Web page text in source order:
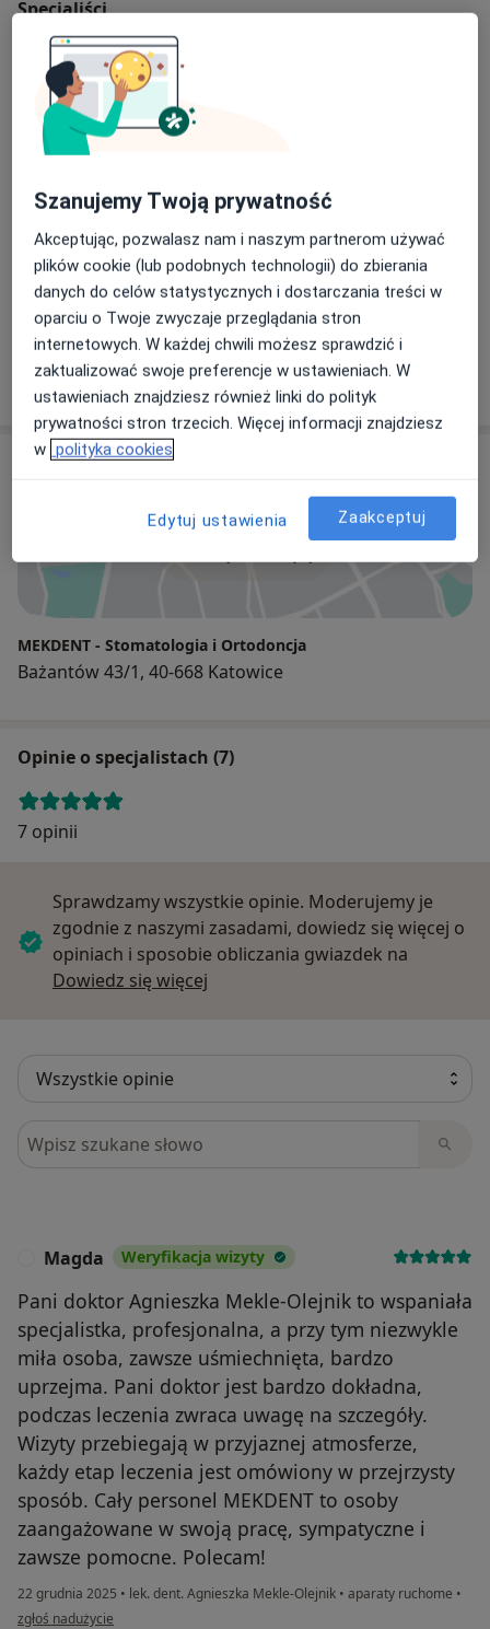
Specjaliści
lek. dent. Agnieszka Mekle-Olejnik
Stomatolog
lek. dent. Martyna Łąka
Stomatolog
lek. dent. Zuzanna Tomczyk
Stomatolog
Adres
MEKDENT - Stomatologia i Ortodoncja
Bażantów 43/1, 40-668 Katowice
Opinie o specjalistach (7)
7 opinii
Sprawdzamy wszystkie opinie. Moderujemy je
zgodnie z naszymi zasadami, dowiedz się więcej o
opiniach i sposobie obliczania gwiazdek na
Dowiedz się więcej
Szukaj w opiniach
Magda Weryfikacja wizyty
Pani doktor Agnieszka Mekle-Olejnik to wspaniała
specjalistka, profesjonalna, a przy tym niezwykle
miła osoba, zawsze uśmiechnięta, bardzo
uprzejma. Pani doktor jest bardzo dokładna,
podczas leczenia zwraca uwagę na szczegóły.
Wizyty przebiegają w przyjaznej atmosferze,
każdy etap leczenia jest omówiony w przejrzysty
sposób. Cały personel MEKDENT to osoby
zaangażowane w swoją pracę, sympatyczne i
zawsze pomocne. Polecam!
22 grudnia 2025 • lek. dent. Agnieszka Mekle-Olejnik • aparaty ruchome •
w opinii użytkownika Magda
zgłoś nadużycie
Szanujemy Twoją prywatność
Akceptując, pozwalasz nam i naszym partnerom używać
plików cookie (lub podobnych technologii) do zbierania
danych do celów statystycznych i dostarczania treści w
oparciu o Twoje zwyczaje przeglądania stron
internetowych. W każdej chwili możesz sprawdzić i
zaktualizować swoje preferencje w ustawieniach. W
ustawieniach znajdziesz również linki do polityk
prywatności stron trzecich. Więcej informacji znajdziesz
w polityka cookies
Edytuj ustawienia Zaakceptuj